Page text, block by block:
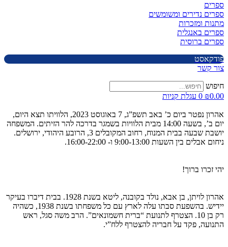
ספרים
ספרים נדירים ומשומשים
מתנות ומזכרות
ספרים באנגלית
ספרים ברוסית
פודקאסט
צור קשר
חיפוש
₪0.00
0 עגלת קניות
אהרון נפטר ביום כ’ באב תשפ”ג, 7 באוגוסט 2023, הלוויתו תצא היום,
יום ב’, בשעה 14:00 מבית הלוויות בשמגר בדרכה להר הזיתים. המשפחה
יושבת שבעה בבית המנוח, רחוב המקובלים 3, הרובע היהודי, ירושלים.
ניחום אבלים בין השעות 9:00-13:00 ו- 16:00-22:00.
יהי זכרו ברוך!
אהרון לויתן, בן אבא, נולד בקובנה, ליטא בשנת 1928. בבית דיברו בעיקר
יידיש. בהשפעת סבתו עלה לארץ עם כל משפחתו בשנת 1938, כשהיה
רק בן 10. הצטרף לתנועת “ברית חשמונאים”. הרב משה סגל, ראש
התנועה, פקד על חבריה להצטרף ללח”י.